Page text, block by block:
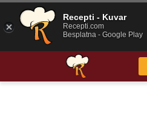
Recepti - Kuvar
Recepti.com
Besplatna - Google Play